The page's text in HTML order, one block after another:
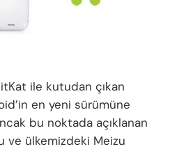
ile kutudan çıkan
en yeni sürümüne
bu noktada açıklanan
ve ülkemizdeki Meizu